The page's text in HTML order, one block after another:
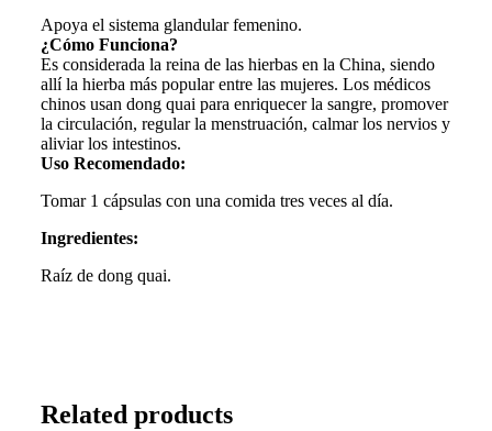
Apoya el sistema glandular femenino.
¿Cómo Funciona?
Es considerada la reina de las hierbas en la China, siendo
allí la hierba más popular entre las mujeres. Los médicos
chinos usan dong quai para enriquecer la sangre, promover
la circulación, regular la menstruación, calmar los nervios y
aliviar los intestinos.
Uso Recomendado:
Tomar 1 cápsulas con una comida tres veces al día.
Ingredientes:
Raíz de dong quai.
Related products